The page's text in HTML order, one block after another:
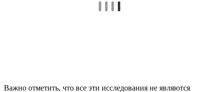
Важно отметить, что все эти исследования не являются